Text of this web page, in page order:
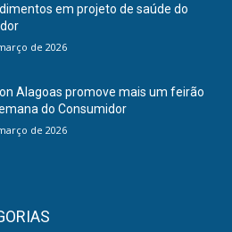
em projeto de saúde do
de 2026
Alagoas promove mais um feirão
do Consumidor
de 2026